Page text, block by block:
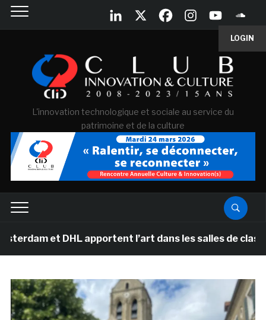
LOGIN
L'innovation technologique et sociale au service du
patrimoine et de la culture
et DHL apportent l’art dans les salles de classe des